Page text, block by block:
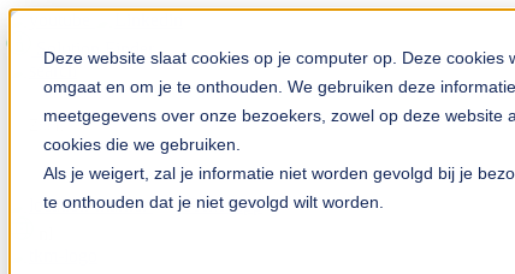
Deze website slaat cookies op je computer op. Deze
omgaat en om je te onthouden. We gebruiken deze
meetgegevens over onze bezoekers, zowel op deze
cookies die we gebruiken.
Als je weigert, zal je informatie niet worden gevolgd bij je
te onthouden dat je niet gevolgd wilt worden.
Solution Finder
TKM App